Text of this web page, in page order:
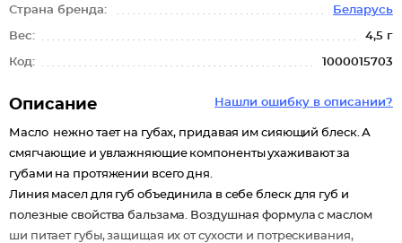
Страна бренда: Беларусь
Вес: 4,5 г
Код: 1000015703
Нашли ошибку в описании?
Описание
Масло нежно тает на губах, придавая им сияющий блеск. А
смягчающие и увлажняющие компоненты ухаживают за
губами на протяжении всего дня.
Линия масел для губ объединила в себе блеск для губ и
полезные свойства бальзама. Воздушная формула с маслом
ши питает губы, защищая их от сухости и потрескивания,